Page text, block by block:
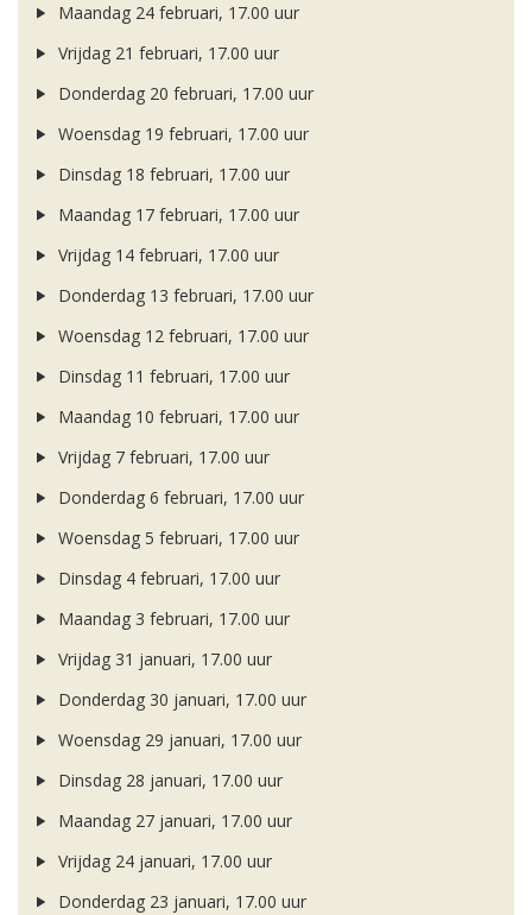
Maandag 24 februari, 17.00 uur
Vrijdag 21 februari, 17.00 uur
Donderdag 20 februari, 17.00 uur
Woensdag 19 februari, 17.00 uur
Dinsdag 18 februari, 17.00 uur
Maandag 17 februari, 17.00 uur
Vrijdag 14 februari, 17.00 uur
Donderdag 13 februari, 17.00 uur
Woensdag 12 februari, 17.00 uur
Dinsdag 11 februari, 17.00 uur
Maandag 10 februari, 17.00 uur
Vrijdag 7 februari, 17.00 uur
Donderdag 6 februari, 17.00 uur
Woensdag 5 februari, 17.00 uur
Dinsdag 4 februari, 17.00 uur
Maandag 3 februari, 17.00 uur
Vrijdag 31 januari, 17.00 uur
Donderdag 30 januari, 17.00 uur
Woensdag 29 januari, 17.00 uur
Dinsdag 28 januari, 17.00 uur
Maandag 27 januari, 17.00 uur
Vrijdag 24 januari, 17.00 uur
Donderdag 23 januari, 17.00 uur